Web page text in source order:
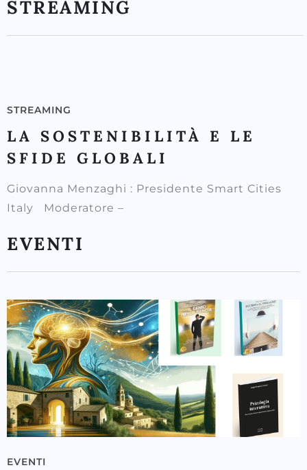
STREAMING
STREAMING
LA SOSTENIBILITÀ E LE
SFIDE GLOBALI
Giovanna Menzaghi : Presidente Smart Cities
Italy Moderatore –
EVENTI
EVENTI